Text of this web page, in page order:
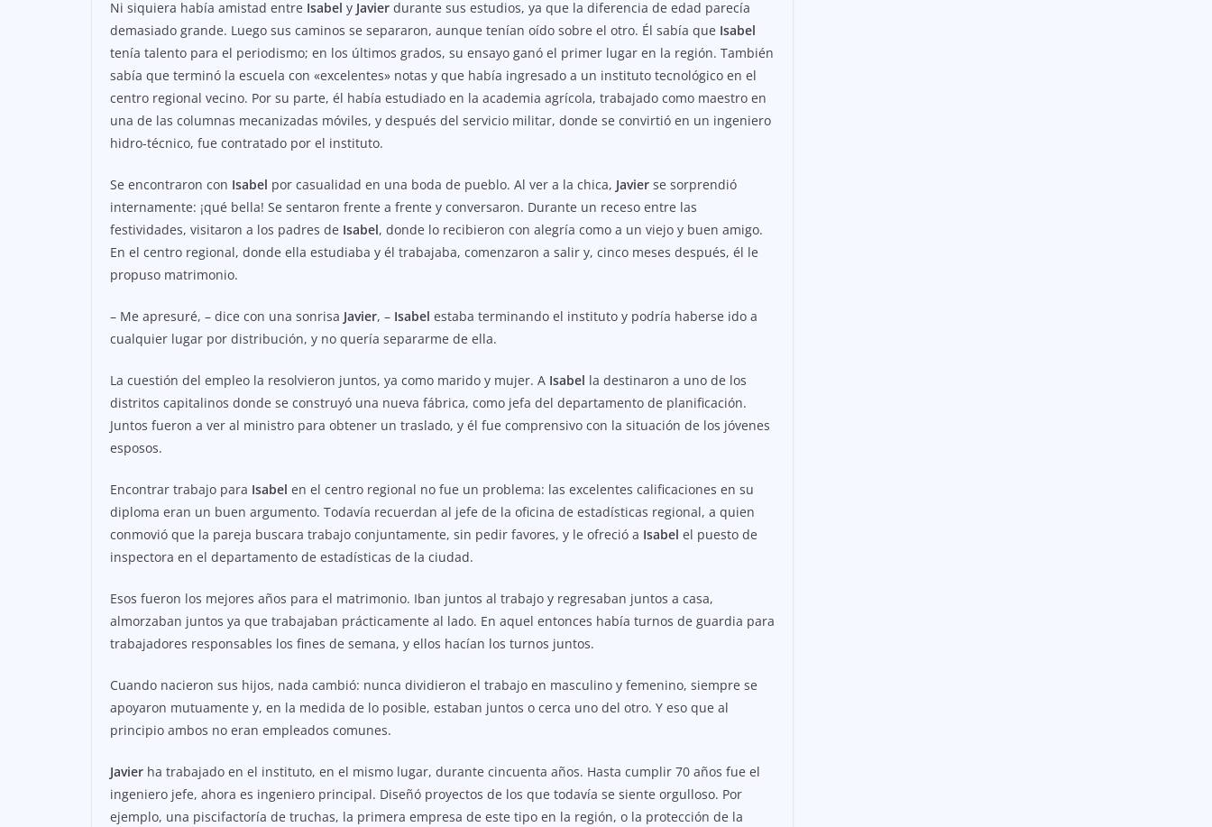
Ni siquiera había amistad entre Isabel y Javier durante sus estudios, ya que la diferencia de edad parecía
demasiado grande. Luego sus caminos se separaron, aunque tenían oído sobre el otro. Él sabía que Isabel
tenía talento para el periodismo; en los últimos grados, su ensayo ganó el primer lugar en la región. También
sabía que terminó la escuela con «excelentes» notas y que había ingresado a un instituto tecnológico en el
centro regional vecino. Por su parte, él había estudiado en la academia agrícola, trabajado como maestro en
una de las columnas mecanizadas móviles, y después del servicio militar, donde se convirtió en un ingeniero
hidro-técnico, fue contratado por el instituto.
Se encontraron con Isabel por casualidad en una boda de pueblo. Al ver a la chica, Javier se sorprendió
internamente: ¡qué bella! Se sentaron frente a frente y conversaron. Durante un receso entre las
festividades, visitaron a los padres de Isabel, donde lo recibieron con alegría como a un viejo y buen amigo.
En el centro regional, donde ella estudiaba y él trabajaba, comenzaron a salir y, cinco meses después, él le
propuso matrimonio.
– Me apresuré, – dice con una sonrisa Javier, – Isabel estaba terminando el instituto y podría haberse ido a
cualquier lugar por distribución, y no quería separarme de ella.
La cuestión del empleo la resolvieron juntos, ya como marido y mujer. A Isabel la destinaron a uno de los
distritos capitalinos donde se construyó una nueva fábrica, como jefa del departamento de planificación.
Juntos fueron a ver al ministro para obtener un traslado, y él fue comprensivo con la situación de los jóvenes
esposos.
Encontrar trabajo para Isabel en el centro regional no fue un problema: las excelentes calificaciones en su
diploma eran un buen argumento. Todavía recuerdan al jefe de la oficina de estadísticas regional, a quien
conmovió que la pareja buscara trabajo conjuntamente, sin pedir favores, y le ofreció a Isabel el puesto de
inspectora en el departamento de estadísticas de la ciudad.
Esos fueron los mejores años para el matrimonio. Iban juntos al trabajo y regresaban juntos a casa,
almorzaban juntos ya que trabajaban prácticamente al lado. En aquel entonces había turnos de guardia para
trabajadores responsables los fines de semana, y ellos hacían los turnos juntos.
Cuando nacieron sus hijos, nada cambió: nunca dividieron el trabajo en masculino y femenino, siempre se
apoyaron mutuamente y, en la medida de lo posible, estaban juntos o cerca uno del otro. Y eso que al
principio ambos no eran empleados comunes.
Javier ha trabajado en el instituto, en el mismo lugar, durante cincuenta años. Hasta cumplir 70 años fue el
ingeniero jefe, ahora es ingeniero principal. Diseñó proyectos de los que todavía se siente orgulloso. Por
ejemplo, una piscifactoría de truchas, la primera empresa de este tipo en la región, o la protección de la